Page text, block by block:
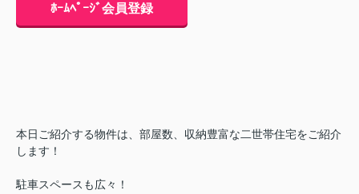
ﾎｰﾑﾍﾟｰｼﾞ会員登録
本日ご紹介する物件は、部屋数、収納豊富な二世帯住宅をご紹介
します！
駐車スペースも広々！